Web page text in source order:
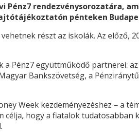
rendezvénysorozatára,
pénteken
részt az iskolák. Az előző,
Pénz7 együttműködő partnerei:
Bankszövetség, a
Week kezdeményezéshez – a
hogy a fiatalok tudatosabban